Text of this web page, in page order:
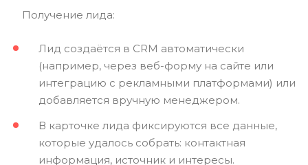
Получение лида:
Лид создаётся в CRM автоматически
(например, через веб-форму на сайте или
интеграцию с рекламными платформами) или
добавляется вручную менеджером.
В карточке лида фиксируются все данные,
которые удалось собрать: контактная
информация, источник и интересы.